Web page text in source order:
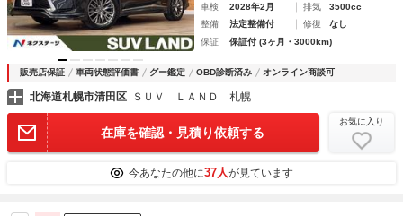
車検
2028年2月 排気
3500cc
整備
法定整備付 修復
なし
保証
保証付 (3ヶ月・3000km)
販売店保証 車両状態評価書 グー鑑定 OBD診断済み オンライン商談可
北海道札幌市清田区 ＳＵＶ ＬＡＮＤ 札幌
在庫を確認・見積り依頼する
お気に入り
今あなたの他に37人が見ています